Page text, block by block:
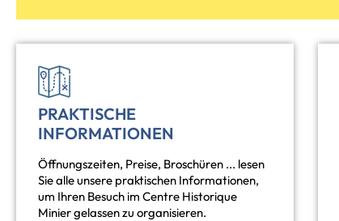
PRAKTISCHE
INFORMATIONEN
Öffnungszeiten, Preise, Broschüren ... lesen
Sie alle unsere praktischen Informationen,
um Ihren Besuch im Centre Historique
Minier gelassen zu organisieren.